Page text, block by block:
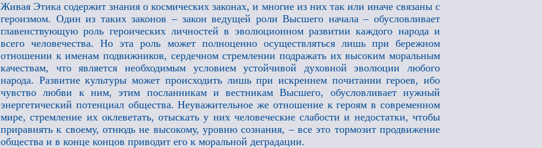
Живая Этика содержит знания о космических законах, и многие из них так или иначе связаны с
героизмом. Один из таких законов – закон ведущей роли Высшего начала – обусловливает
главенствующую роль героических личностей в эволюционном развитии каждого народа и
всего человечества. Но эта роль может полноценно осуществляться лишь при бережном
отношении к именам подвижников, сердечном стремлении подражать их высоким моральным
качествам, что является необходимым условием устойчивой духовной эволюции любого
народа. Развитие культуры может происходить лишь при искреннем почитании героев, ибо
чувство любви к ним, этим посланникам и вестникам Высшего, обусловливает нужный
энергетический потенциал общества. Неуважительное же отношение к героям в современном
мире, стремление их оклеветать, отыскать у них человеческие слабости и недостатки, чтобы
приравнять к своему, отнюдь не высокому, уровню сознания, – все это тормозит продвижение
общества и в конце концов приводит его к моральной деградации.